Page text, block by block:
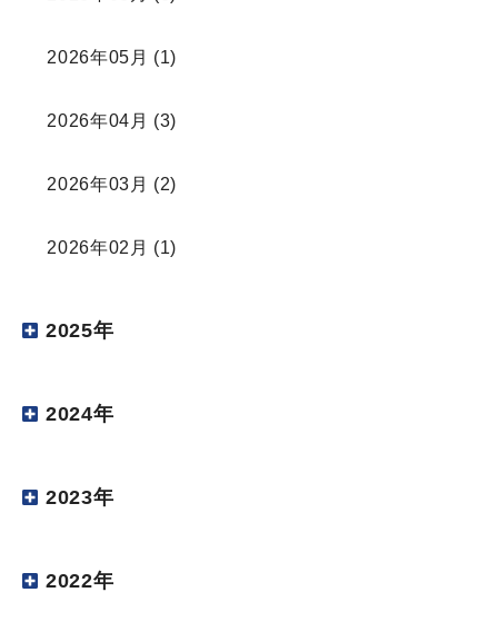
2026年05月 (1)
2026年04月 (3)
2026年03月 (2)
2026年02月 (1)
2025年
2024年
2023年
2022年